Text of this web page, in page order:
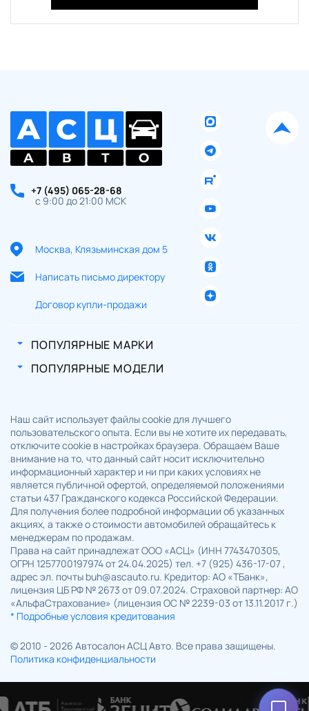
+7 (495) 065-28-68
с 9:00 до 21:00 МСК
Москва, Клязьминская дом 5
Написать письмо директору
Договор купли-продажи
ПОПУЛЯРНЫЕ МАРКИ
ПОПУЛЯРНЫЕ МОДЕЛИ
Наш сайт использует файлы cookie для лучшего
пользовательского опыта. Если вы не хотите их передавать,
отключите cookie в настройках браузера. Обращаем Ваше
внимание на то, что данный сайт носит исключительно
информационный характер и ни при каких условиях не
является публичной офертой, определяемой положениями
статьи 437 Гражданского кодекса Российской Федерации.
Для получения более подробной информации об указанных
акциях, а также о стоимости автомобилей обращайтесь к
менеджерам по продажам.
Права на сайт принадлежат ООО «АСЦ» (ИНН 7743470305,
ОГРН 1257700197974 от 24.04.2025) тел. +7 (925) 436-17-07 ,
адрес эл. почты buh@ascauto.ru. Кредитор: АО «ТБанк»,
лицензия ЦБ РФ № 2673 от 09.07.2024. Страховой партнер: АО
«АльфаСтрахование» (лицензия ОС № 2239-03 от 13.11.2017 г.)
* Подробные условия кредитования
© 2010 - 2026 Автосалон АСЦ Авто. Все права защищены.
Политика конфиденциальности